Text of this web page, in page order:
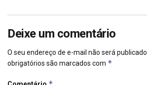
Deixe um comentário
O seu endereço de e-mail não será publicado.
obrigatórios são marcados com *